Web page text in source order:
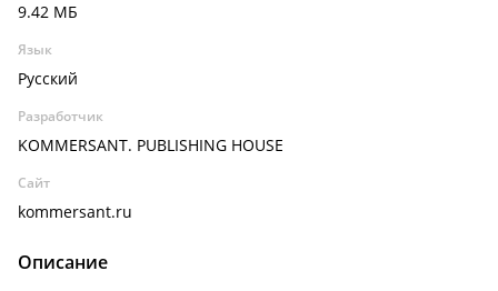
9.42 МБ
Язык
Русский
Разработчик
KOMMERSANT. PUBLISHING HOUSE
Сайт
kommersant.ru
Описание